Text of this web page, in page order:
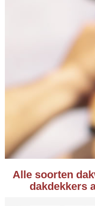
Alle soorten
dakdekkers